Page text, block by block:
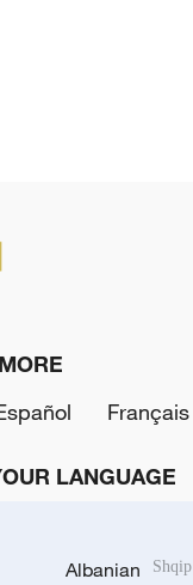
Français
LANGUAGE
Albanian Shqip